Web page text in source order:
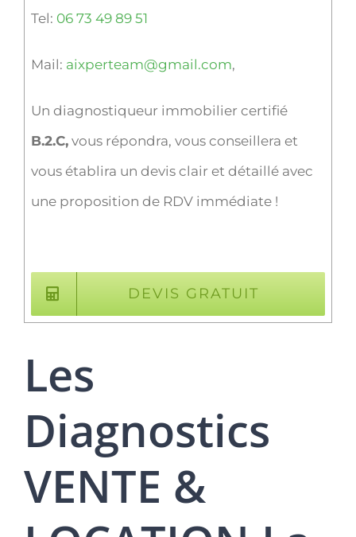
Tel: 06 73 49 89 51
Mail: aixperteam@gmail.com,
Un diagnostiqueur immobilier certifié
B.2.C,vous répondra, vous conseillera et
vous établira un devis clair et détaillé avec
une proposition de RDV immédiate !
DEVIS GRATUIT
Les
Diagnostics
VENTE &